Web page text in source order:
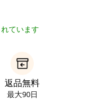
ています
返品無料
最大90日